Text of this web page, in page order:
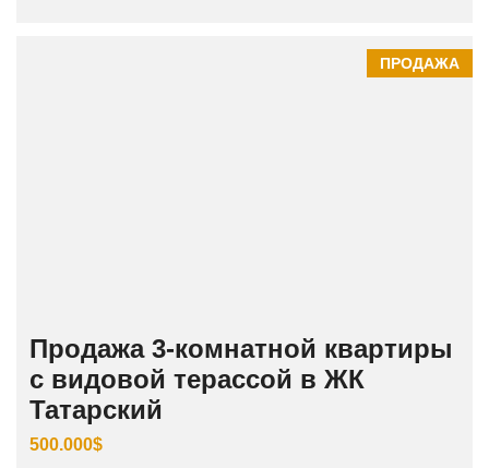
ПРОДАЖА
Продажа 3‑комнатной квартиры
с видовой терассой в ЖК
Татарский
500.000$